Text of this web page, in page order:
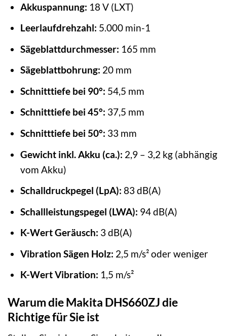
Akkuspannung: 18 V (LXT)
Leerlaufdrehzahl: 5.000 min-1
Sägeblattdurchmesser: 165 mm
Sägeblattbohrung: 20 mm
Schnitttiefe bei 90°: 54,5 mm
Schnitttiefe bei 45°: 37,5 mm
Schnitttiefe bei 50°: 33 mm
Gewicht inkl. Akku (ca.): 2,9 – 3,2 kg (abhängig
vom Akku)
Schalldruckpegel (LpA): 83 dB(A)
Schallleistungspegel (LWA): 94 dB(A)
K-Wert Geräusch: 3 dB(A)
Vibration Sägen Holz: 2,5 m/s² oder weniger
K-Wert Vibration: 1,5 m/s²
Warum die Makita DHS660ZJ die
Richtige für Sie ist